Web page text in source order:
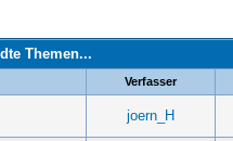
Themen...
Verfasser
joern_H